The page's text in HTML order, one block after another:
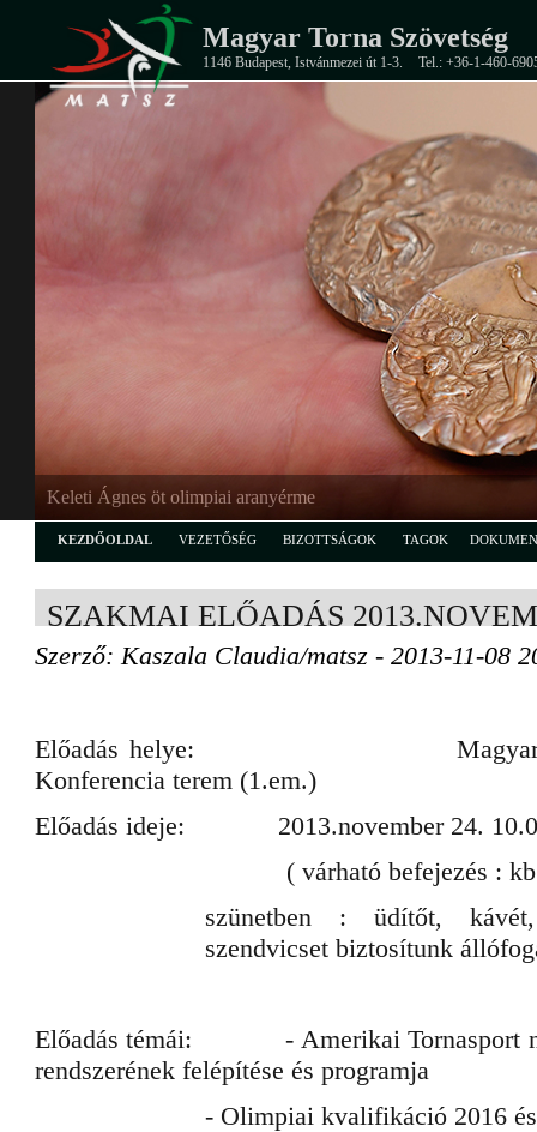
Magyar Torna Szövetség
1146 Budapest, Istvánmezei út 1-3. Tel.: +36-1-460-
Keleti Ágnes öt olimpiai aranyérme
KEZDŐOLDAL VEZETŐSÉG BIZOTTSÁGOK TAGOK
SZAKMAI ELŐADÁS
Szerző: Kaszala Claudia/matsz - 2013-11-08
Előadás helye: Magyar
Konferencia terem (1.em.)
Előadás ideje: 2013.november 24.
( várható befejezés :
szünetben : üdítőt,
szendvicset biztosítunk
Előadás témái: - Amerikai Tornasport
rendszerének felépítése és programja
- Olimpiai kvalifikáció 2016